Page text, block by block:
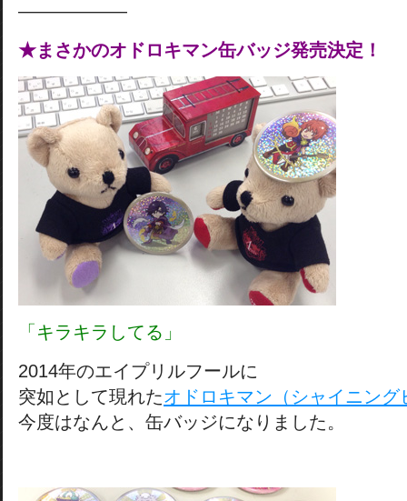
——————
★まさかのオドロキマン缶バッジ発売決定！
「キラキラしてる」
2014年のエイプリルフールに
突如として現れたオドロキマン（シャイニン
今度はなんと、缶バッジになりました。